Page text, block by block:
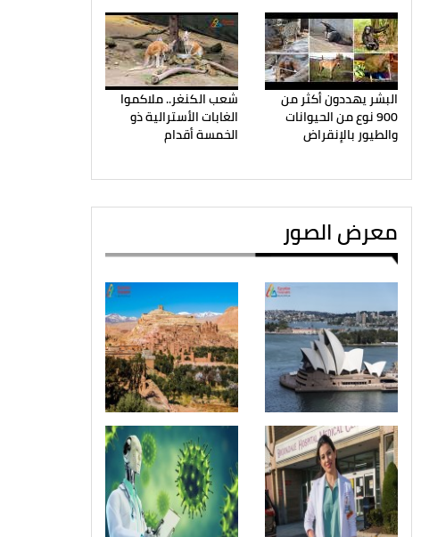
البشر يهددون أكثر من
900 نوع من الحيوانات
والطيور بالإنقراض
شعب الكنغر.. ملاكموا
الغابات الأسترالية ذو
الخمسة أقدام
معرض الصور